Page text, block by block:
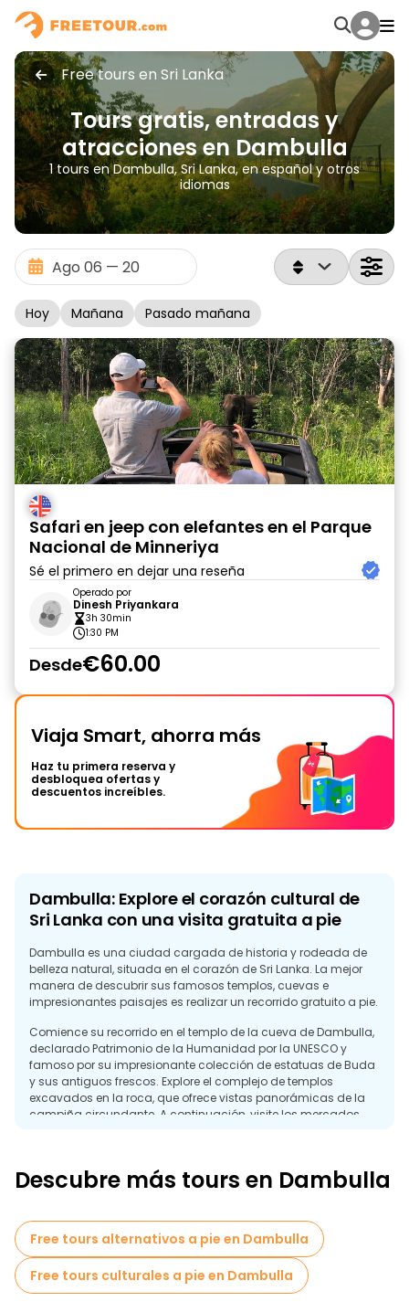
Free tours en Sri Lanka
Tours gratis, entradas y
atracciones en Dambulla
1 tours en Dambulla, Sri Lanka, en español y otros
idiomas
Hoy Mañana Pasado mañana
Safari en jeep con elefantes en el Parque
Nacional de Minneriya
Sé el primero en dejar una reseña
Operado por
Dinesh Priyankara
3h 30min
1:30 PM
Desde€60.00
Viaja Smart, ahorra más
Haz tu primera reserva y
desbloquea ofertas y
descuentos increíbles.
Dambulla: Explore el corazón cultural de
Sri Lanka con una visita gratuita a pie
Dambulla es una ciudad cargada de historia y rodeada de
belleza natural, situada en el corazón de Sri Lanka. La mejor
manera de descubrir sus famosos templos, cuevas e
impresionantes paisajes es realizar un recorrido gratuito a pie.
Comience su recorrido en el templo de la cueva de Dambulla,
declarado Patrimonio de la Humanidad por la UNESCO y
famoso por su impresionante colección de estatuas de Buda
y sus antiguos frescos. Explore el complejo de templos
excavados en la roca, que ofrece vistas panorámicas de la
campiña circundante. A continuación, visite los mercados
rico patrimonio religioso de Sri Lanka y es una parada
Descubre más tours en Dambulla
Free tours alternativos a pie en Dambulla
Free tours culturales a pie en Dambulla